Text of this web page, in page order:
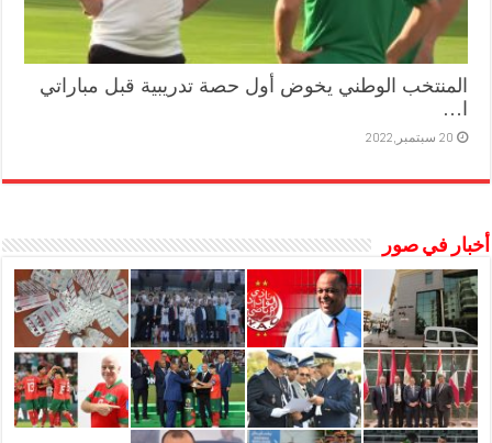
المنتخب الوطني يخوض أول حصة تدريبية قبل مباراتي
ا…
20 سبتمبر,2022
أخبار في صور